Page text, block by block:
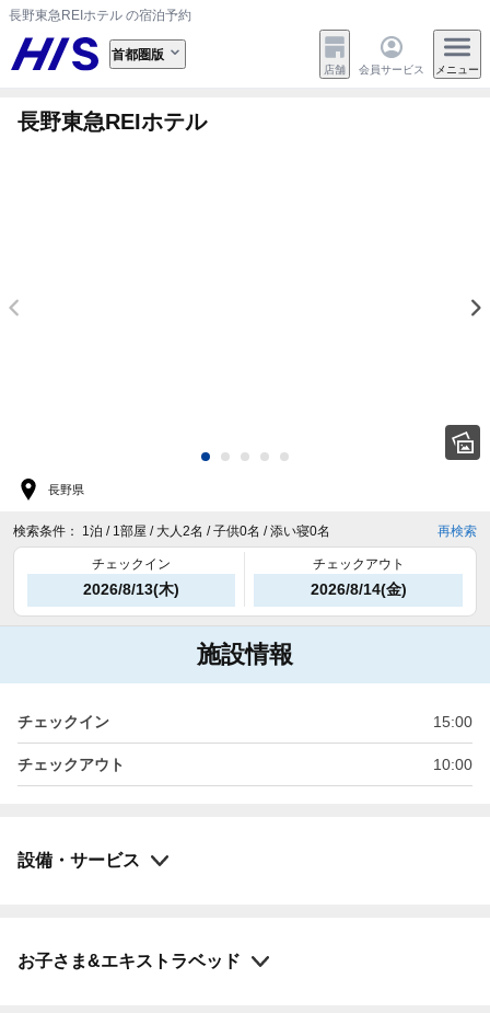
長野東急REIホテル の宿泊予約
首都圏版
店舗 会員サービス メニュー
長野東急REIホテル
長野県
検索条件： 1泊 / 1部屋 / 大人2名 / 子供0名 / 添い寝0名 再検索
チェックイン
2026/8/13(木)
チェックアウト
2026/8/14(金)
施設情報
チェックイン 15:00
チェックアウト 10:00
設備・サービス
お子さま&エキストラベッド